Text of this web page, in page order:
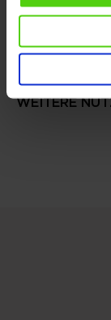
ANLEITUNG
FAQ -
WEITERE